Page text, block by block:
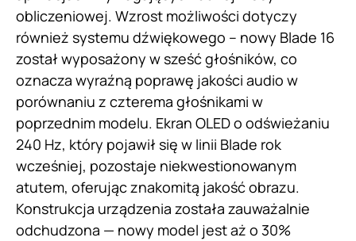
obliczeniowej. Wzrost możliwości dotyczy
również systemu dźwiękowego – nowy Blade 16
został wyposażony w sześć głośników, co
oznacza wyraźną poprawę jakości audio w
porównaniu z czterema głośnikami w
poprzednim modelu. Ekran OLED o odświeżaniu
240 Hz, który pojawił się w linii Blade rok
wcześniej, pozostaje niekwestionowanym
atutem, oferując znakomitą jakość obrazu.
Konstrukcja urządzenia została zauważalnie
odchudzona — nowy model jest aż o 30%